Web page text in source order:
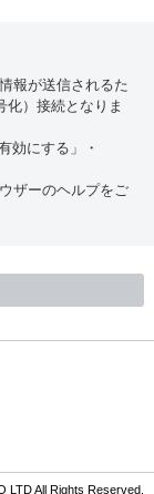
報が送信されるた
化）接続となりま
効にする」・
ザーのヘルプをご
LTD All Rights Reserved.